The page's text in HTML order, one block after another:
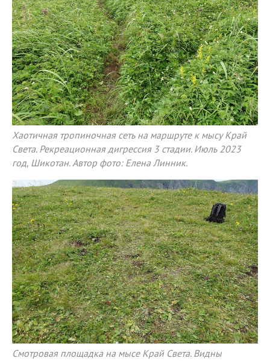
Хаотичная тропиночная сеть на маршруте к мысу Край
Света. Рекреационная дигрессия 3 стадии. Июль 2023
год, Шикотан. Автор фото: Елена Линник.
Смотровая площадка на мысе Край Света. Видны